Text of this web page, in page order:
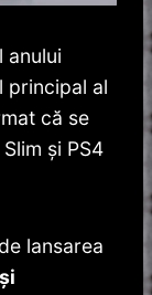
anului
principal al
că se
și PS4
lansarea